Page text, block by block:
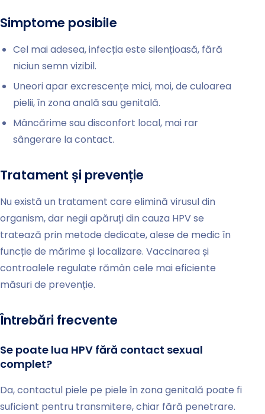
Simptome posibile
Cel mai adesea, infecția este silențioasă, fără
niciun semn vizibil.
Uneori apar excrescențe mici, moi, de culoarea
pielii, în zona anală sau genitală.
Mâncărime sau disconfort local, mai rar
sângerare la contact.
Tratament și prevenție
Nu există un tratament care elimină virusul din
organism, dar negii apăruți din cauza HPV se
tratează prin metode dedicate, alese de medic în
funcție de mărime și localizare. Vaccinarea și
controalele regulate rămân cele mai eficiente
măsuri de prevenție.
Întrebări frecvente
Se poate lua HPV fără contact sexual
complet?
Da, contactul piele pe piele în zona genitală poate fi
suficient pentru transmitere, chiar fără penetrare.